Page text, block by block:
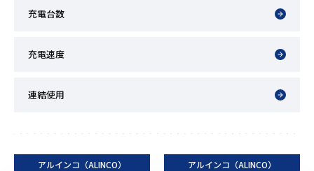
充電台数
充電速度
連結使用
アルインコ（ALINCO） アルインコ（ALINCO）